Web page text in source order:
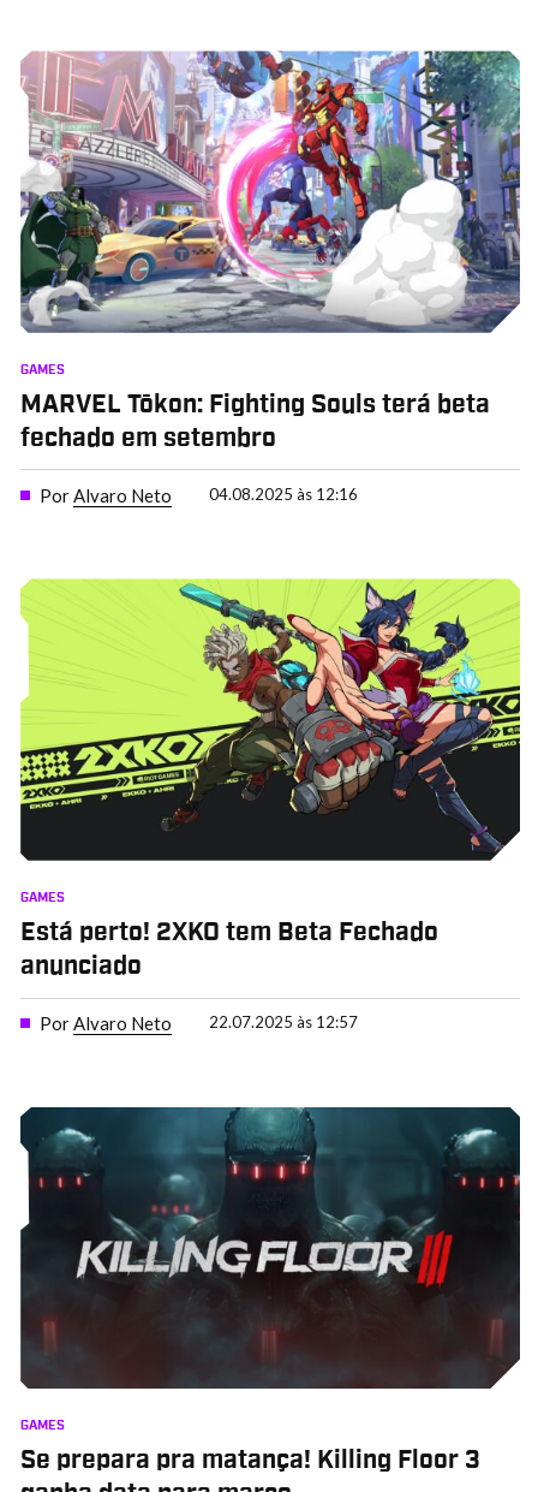
GAMES
MARVEL Tōkon: Fighting Souls terá beta
fechado em setembro
PorAlvaro Neto 04.08.2025 às 12:16
GAMES
Está perto! 2XKO tem Beta Fechado
anunciado
PorAlvaro Neto 22.07.2025 às 12:57
GAMES
Se prepara pra matança! Killing Floor 3